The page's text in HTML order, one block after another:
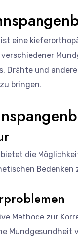
eine
Drähte und
bringen.
die
Bedenken
Methode zur
Mundgesundheit